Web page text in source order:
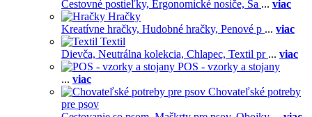
Cestovné postieľky, Ergonomické nosiče, Ša ... viac
Hračky
Kreatívne hračky, Hudobné hračky, Penové p ... viac
Textil
Dievča, Neutrálna kolekcia, Chlapec, Textil pr ... viac
POS - vzorky a stojany
... viac
Chovateľské potreby
pre psov